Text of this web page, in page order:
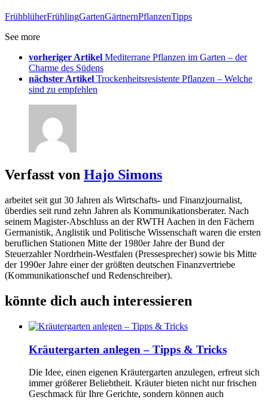
FrühblüherFrühlingGartenGärtnernPflanzenTipps
See more
vorheriger Artikel Mediterrane Pflanzen im Garten – der
Charme des Südens
nächster Artikel Trockenheitsresistente Pflanzen – Welche
sind zu empfehlen
Verfasst von Hajo Simons
arbeitet seit gut 30 Jahren als Wirtschafts- und Finanzjournalist,
überdies seit rund zehn Jahren als Kommunikationsberater. Nach
seinem Magister-Abschluss an der RWTH Aachen in den Fächern
Germanistik, Anglistik und Politische Wissenschaft waren die ersten
beruflichen Stationen Mitte der 1980er Jahre der Bund der
Steuerzahler Nordrhein-Westfalen (Pressesprecher) sowie bis Mitte
der 1990er Jahre einer der größten deutschen Finanzvertriebe
(Kommunikationschef und Redenschreiber).
könnte dich auch interessieren
Kräutergarten anlegen – Tipps & Tricks
Die Idee, einen eigenen Kräutergarten anzulegen, erfreut sich
immer größerer Beliebtheit. Kräuter bieten nicht nur frischen
Geschmack für Ihre Gerichte, sondern können auch